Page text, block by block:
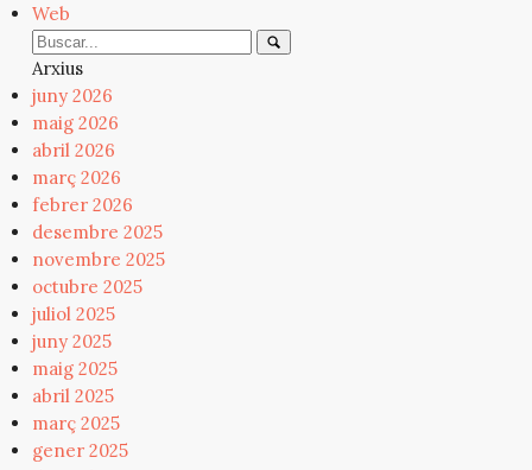
Web
Arxius
juny 2026
maig 2026
abril 2026
març 2026
febrer 2026
desembre 2025
novembre 2025
octubre 2025
juliol 2025
juny 2025
maig 2025
abril 2025
març 2025
gener 2025